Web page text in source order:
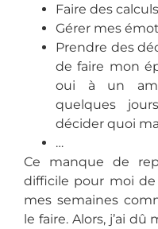
Faire des
Gérer mes
Prendre des
de faire mon
oui à un
quelques
décider quoi
…
Ce manque de
difficile pour moi
mes semaines
le faire. Alors, j’ai